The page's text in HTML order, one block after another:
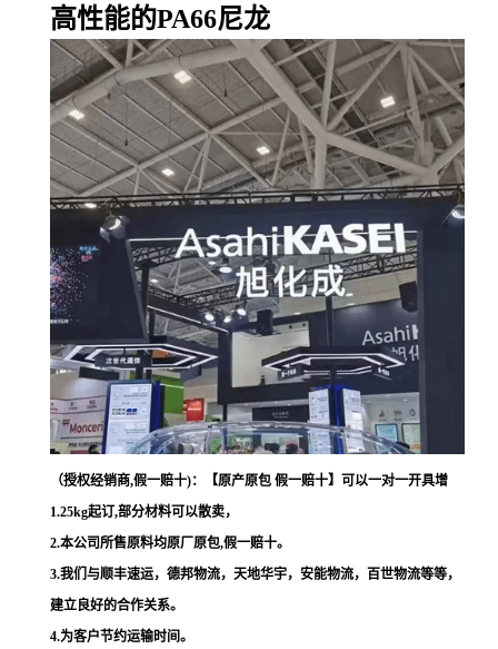
高性能的PA66尼龙
（授权经销商,假一赔十)：【原产原包 假一赔十】可以一对一开具增
1.25kg起订,部分材料可以散卖，
2.本公司所售原料均原厂原包,假一赔十。
3.我们与顺丰速运，德邦物流，天地华宇，安能物流，百世物流等等，
建立良好的合作关系。
4.为客户节约运输时间。